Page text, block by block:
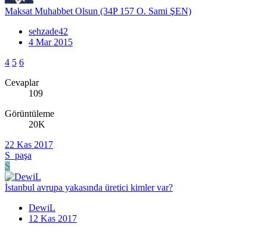
Maksat Muhabbet Olsun (34P 157 O. Sami ŞEN)
sehzade42
4 Mar 2015
4 5 6
Cevaplar
109
Görüntüleme
20K
22 Kas 2017
S_paşa
S
İstanbul avrupa yakasında üretici kimler var?
DewiL
12 Kas 2017